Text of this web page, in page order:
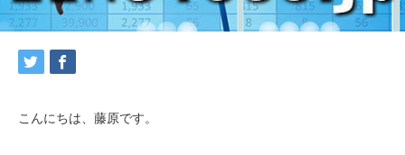
こんにちは、藤原です。